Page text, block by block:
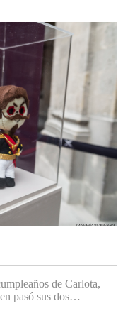
de Carlota,
pasó sus dos…